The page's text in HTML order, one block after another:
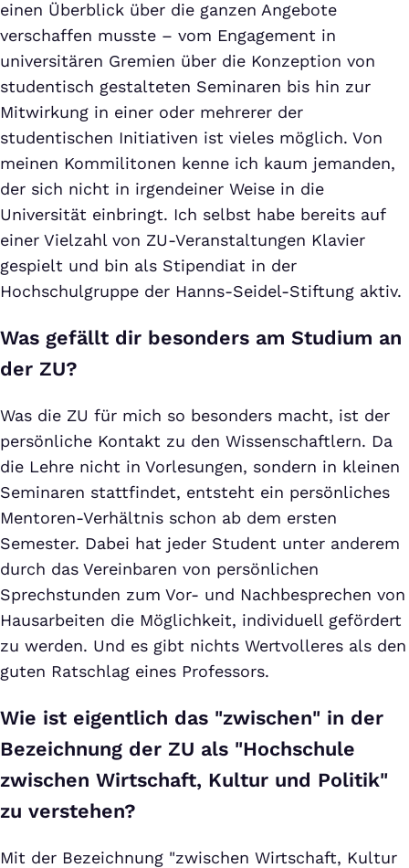
einen Überblick über die ganzen Angebote
verschaffen musste – vom Engagement in
universitären Gremien über die Konzeption von
studentisch gestalteten Seminaren bis hin zur
Mitwirkung in einer oder mehrerer der
studentischen Initiativen ist vieles möglich. Von
meinen Kommilitonen kenne ich kaum jemanden,
der sich nicht in irgendeiner Weise in die
Universität einbringt. Ich selbst habe bereits auf
einer Vielzahl von ZU-Veranstaltungen Klavier
gespielt und bin als Stipendiat in der
Hochschulgruppe der Hanns-Seidel-Stiftung aktiv.
Was gefällt dir besonders am Studium an
der ZU?
Was die ZU für mich so besonders macht, ist der
persönliche Kontakt zu den Wissenschaftlern. Da
die Lehre nicht in Vorlesungen, sondern in kleinen
Seminaren stattfindet, entsteht ein persönliches
Mentoren-Verhältnis schon ab dem ersten
Semester. Dabei hat jeder Student unter anderem
durch das Vereinbaren von persönlichen
Sprechstunden zum Vor- und Nachbesprechen von
Hausarbeiten die Möglichkeit, individuell gefördert
zu werden. Und es gibt nichts Wertvolleres als den
guten Ratschlag eines Professors.
Wie ist eigentlich das "zwischen" in der
Bezeichnung der ZU als "Hochschule
zwischen Wirtschaft, Kultur und Politik"
zu verstehen?
Mit der Bezeichnung "zwischen Wirtschaft, Kultur